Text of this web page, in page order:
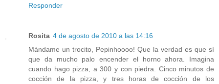
Responder
Rosita 4 de agosto de 2010 a las 14:16
Mándame un trocito, Pepinhoooo! Que la verdad es que sí
que da mucho palo encender el horno ahora. Imagina
cuando hago pizza, a 300 y con piedra. Cinco minutos de
cocción de la pizza, y tres horas de cocción de los